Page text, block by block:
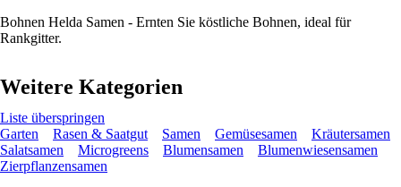
Bohnen Helda Samen - Ernten Sie köstliche Bohnen, ideal für
Rankgitter.
Weitere Kategorien
Liste überspringen
Garten
Rasen & Saatgut Samen Gemüsesamen
Kräutersamen
Salatsamen
Microgreens Blumensamen
Blumenwiesensamen
Zierpflanzensamen